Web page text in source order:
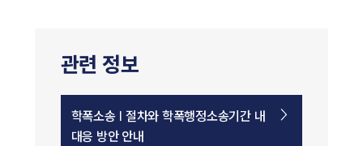
관련 정보
학폭소송 | 절차와 학폭행정소송기간 내
대응 방안 안내